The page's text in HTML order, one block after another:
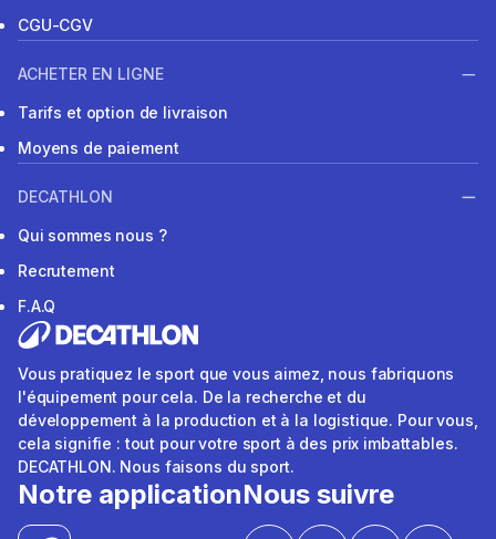
CGU-CGV
ACHETER EN LIGNE
Tarifs et option de livraison
Moyens de paiement
DECATHLON
Qui sommes nous ?
Recrutement
F.A.Q
Vous pratiquez le sport que vous aimez, nous fabriquons
l'équipement pour cela. De la recherche et du
développement à la production et à la logistique. Pour vous,
cela signifie : tout pour votre sport à des prix imbattables.
DECATHLON. Nous faisons du sport.
Notre applicationNous suivre